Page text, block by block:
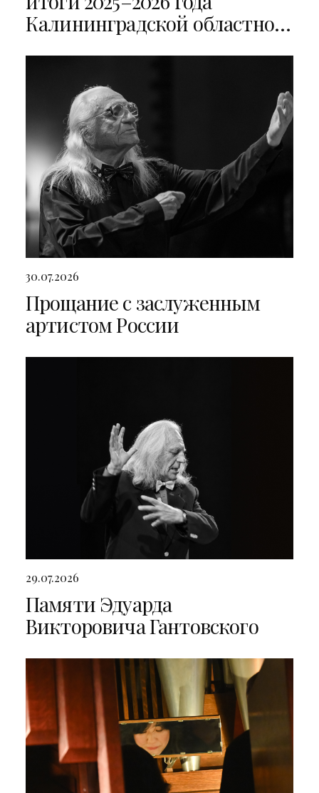
Калининградской областной
30.07.2026
Прощание с заслуженным
артистом России
29.07.2026
Памяти Эдуарда
Викторовича Гантовского